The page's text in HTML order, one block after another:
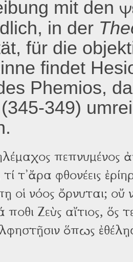
mit den
in der
für die
findet
Phemios,
(345-349)
πεπνυμένος
τ᾽ἄρα φθονέεις
οἱ νόος ὄρνυται; οὔ
ποθι Ζεὺς αἴτιος, ὅς
ὅπως